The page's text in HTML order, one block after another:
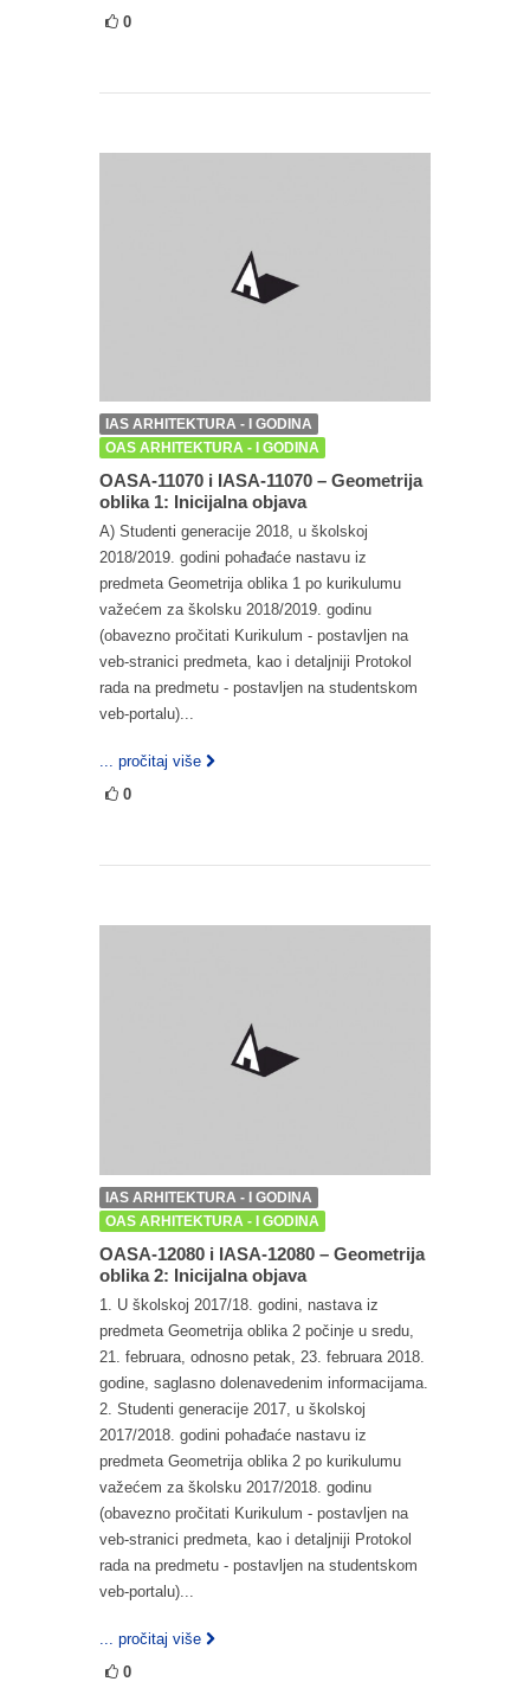
0
IAS ARHITEKTURA - I GODINA
OAS ARHITEKTURA - I GODINA
OASA-11070 i IASA-11070 – Geometrija
oblika 1: Inicijalna objava
A) Studenti generacije 2018, u školskoj
2018/2019. godini pohađaće nastavu iz
predmeta Geometrija oblika 1 po kurikulumu
važećem za školsku 2018/2019. godinu
(obavezno pročitati Kurikulum - postavljen na
veb-stranici predmeta, kao i detaljniji Protokol
rada na predmetu - postavljen na studentskom
veb-portalu)...
... pročitaj više
0
IAS ARHITEKTURA - I GODINA
OAS ARHITEKTURA - I GODINA
OASA-12080 i IASA-12080 – Geometrija
oblika 2: Inicijalna objava
1. U školskoj 2017/18. godini, nastava iz
predmeta Geometrija oblika 2 počinje u sredu,
21. februara, odnosno petak, 23. februara 2018.
godine, saglasno dolenavedenim informacijama.
2. Studenti generacije 2017, u školskoj
2017/2018. godini pohađaće nastavu iz
predmeta Geometrija oblika 2 po kurikulumu
važećem za školsku 2017/2018. godinu
(obavezno pročitati Kurikulum - postavljen na
veb-stranici predmeta, kao i detaljniji Protokol
rada na predmetu - postavljen na studentskom
veb-portalu)...
... pročitaj više
0